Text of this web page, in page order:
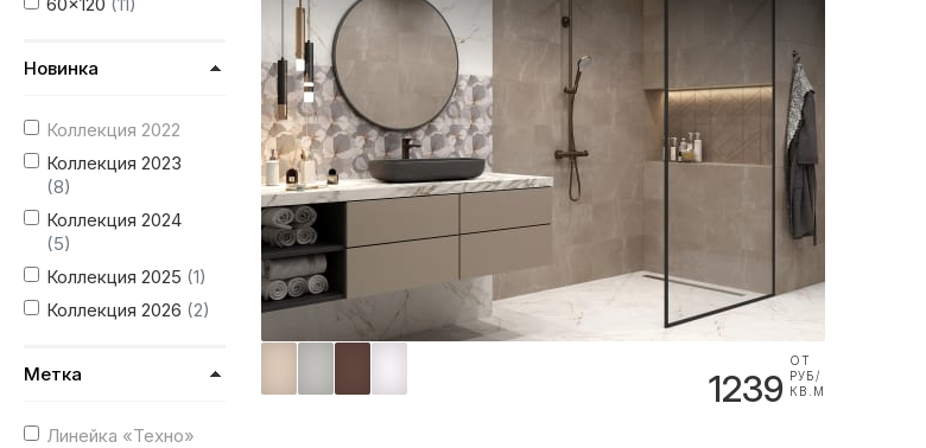
1239
ОТ
РУБ/
КВ.М
Новинка
Коллекция 2022
Коллекция 2023
(8)
Коллекция 2024
(5)
Коллекция 2025 (1)
Коллекция 2026 (2)
Метка
Линейка «Техно»